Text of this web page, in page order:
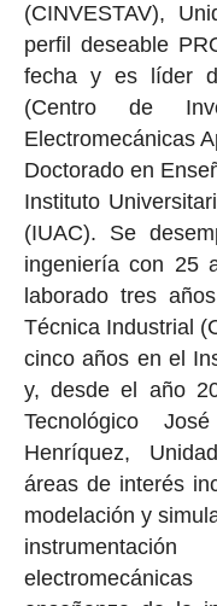
(CINVESTAV),
perfil deseable
fecha y es líder
(Centro de
Electromecánicas
Doctorado en
Instituto
(IUAC). Se
ingeniería con 25
laborado tres
Técnica Industrial
cinco años en el
y, desde el año
Tecnológico
Henríquez,
áreas de interés
modelación y